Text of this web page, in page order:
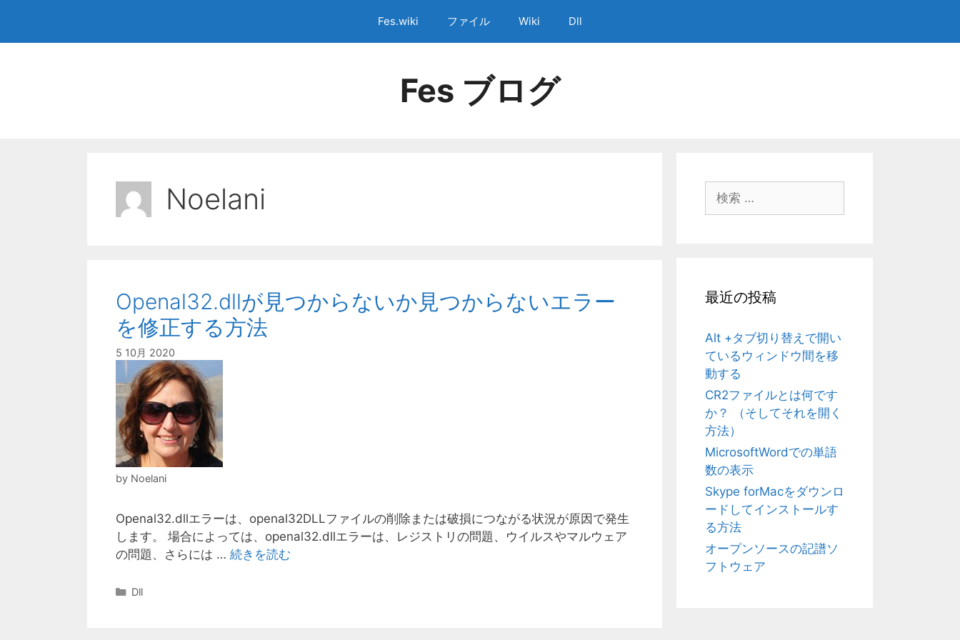
テ
Fes.wiki ファイル Wiki Dll
Fes ブログ
Noelani
Openal32.dllが見つからないか見つからないエラー
を修正する方法
5 10月 2020
by Noelani
Openal32.dllエラーは、openal32DLLファイルの削除または破損につながる状況が原因で発生
します。 場合によっては、openal32.dllエラーは、レジストリの問題、ウイルスやマルウェア
の問題、さらには … 続きを読む
カ
Dll
索:
最近の投稿
Alt +タブ切り替えで開い
ているウィンドウ間を移
動する
CR2ファイルとは何です
か？ （そしてそれを開く
方法）
MicrosoftWordでの単語
数の表示
Skype forMacをダウンロ
ードしてインストールす
る方法
オープンソースの記譜ソ
フトウェア